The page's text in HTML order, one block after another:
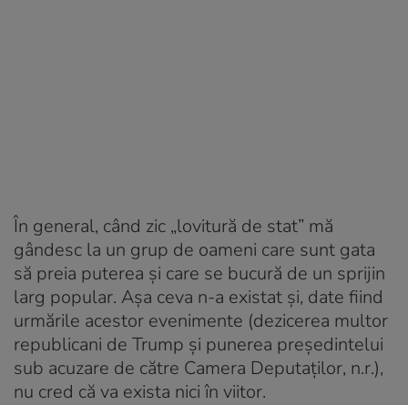
În general, când zic „lovitură de stat” mă
gândesc la un grup de oameni care sunt gata
să preia puterea și care se bucură de un sprijin
larg popular. Așa ceva n-a existat și, date fiind
urmările acestor evenimente (dezicerea multor
republicani de Trump și punerea președintelui
sub acuzare de către Camera Deputaților, n.r.),
nu cred că va exista nici în viitor.